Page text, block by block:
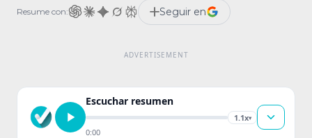
siguen presentes y sobra decir que tienen
mucho encanto, pero hay formas más
Resume con: Seguir en
Escuchar resumen
1.1x▾
0:00